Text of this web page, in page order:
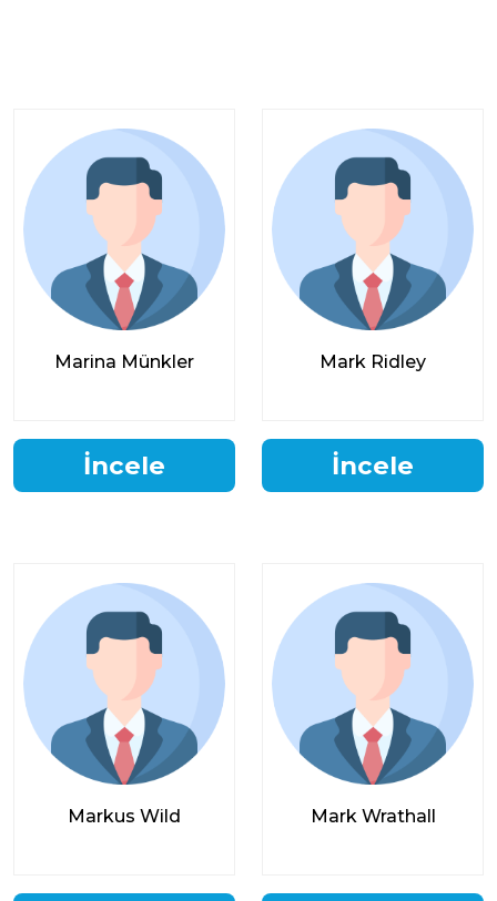
Marina Münkler
İncele
Mark Ridley
İncele
Markus Wild Mark Wrathall